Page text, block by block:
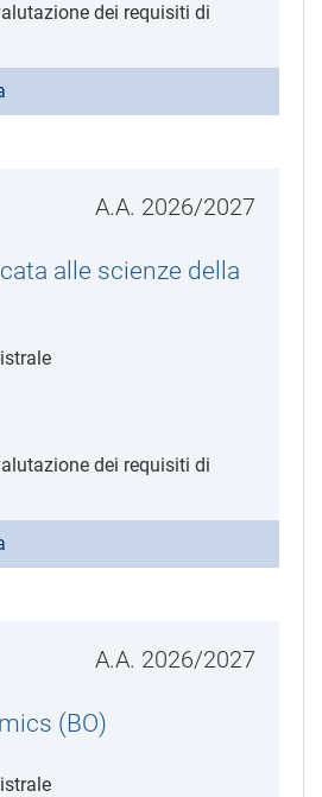
dei requisiti di
A.A. 2026/2027
alle scienze della
dei requisiti di
A.A. 2026/2027
(BO)